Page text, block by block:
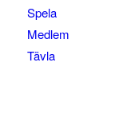
Spela
Medlem
Tävla